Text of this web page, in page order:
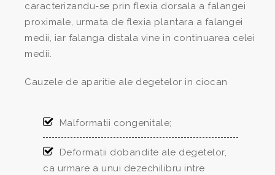
caracterizandu-se prin flexia dorsala a falangei
proximale, urmata de flexia plantara a falangei
medii, iar falanga distala vine in continuarea celei
medii.
Cauzele de aparitie ale degetelor in ciocan
Malformatii congenitale;
Deformatii dobandite ale degetelor,
ca urmare a unui dezechilibru intre